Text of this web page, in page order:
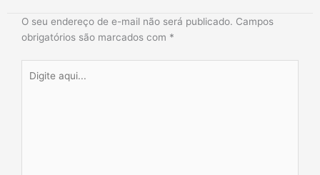
O seu endereço de e-mail não será publicado. Campos
obrigatórios são marcados com *
aqui...